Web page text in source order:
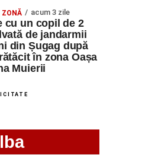
ZONĂ acum 3 zile
cu un copil de 2
de jandarmii
din Șugag după
în zona Oașa
Muierii